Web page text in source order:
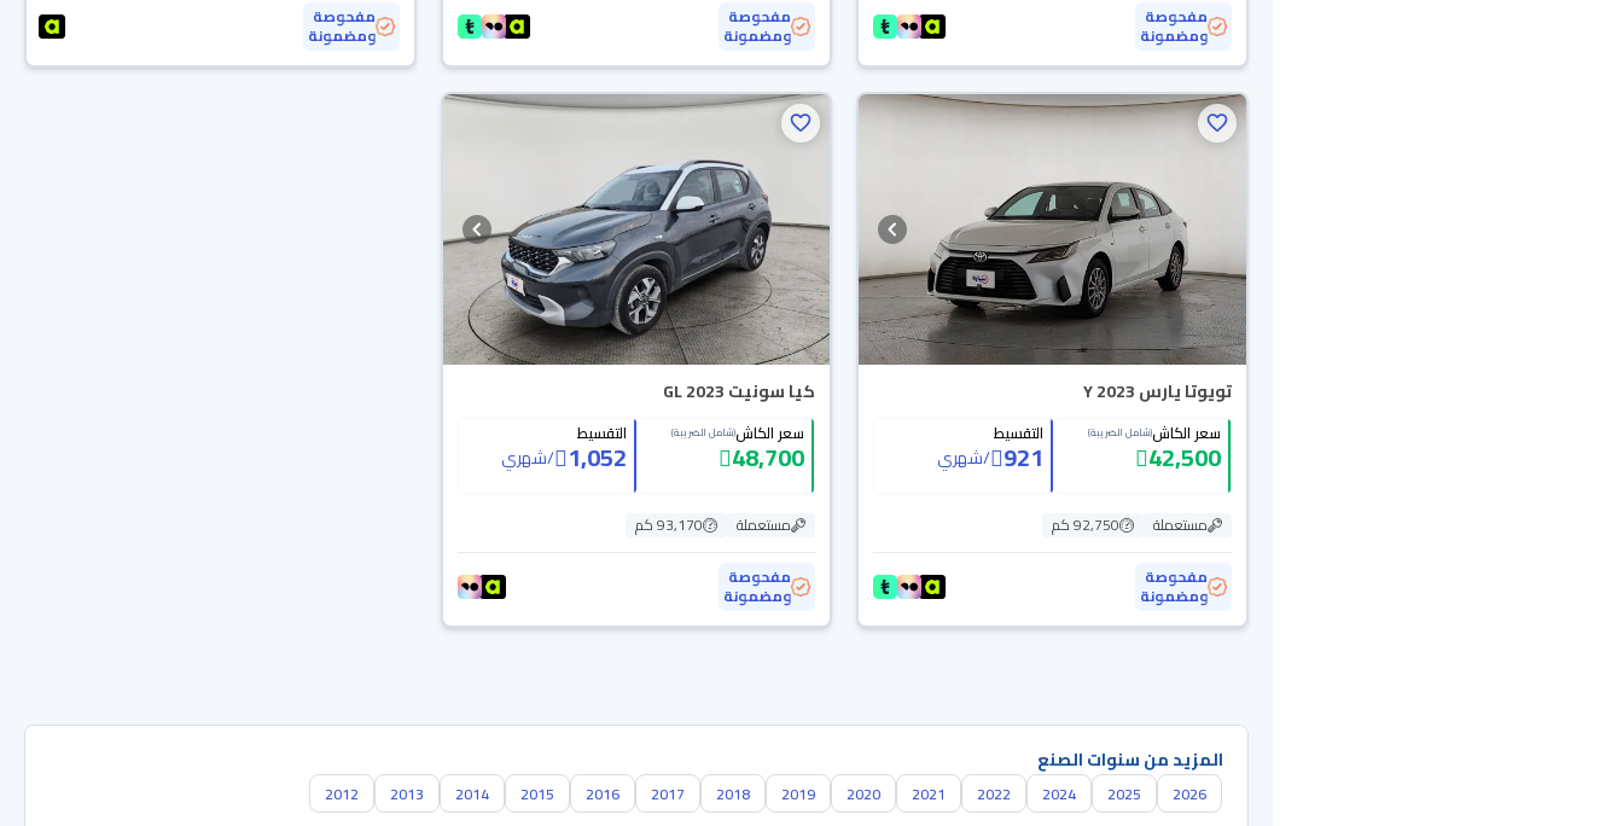
مفحوصة
ومضمونة
مفحوصة
ومضمونة
مفحوصة
ومضمونة
تويوتا يارس Y 2023
سعر الكاش(شامل الضريبة)
42,500
التقسيط
921
/شهري
مستعملة
92,750 كم
مفحوصة
ومضمونة
كيا سونيت GL 2023
سعر الكاش(شامل الضريبة)
48,700
التقسيط
1,052
/شهري
مستعملة
93,170 كم
مفحوصة
ومضمونة
المزيد من سنوات الصنع
2026
2025
2024
2022
2021
2020
2019
2018
2017
2016
2015
2014
2013
2012